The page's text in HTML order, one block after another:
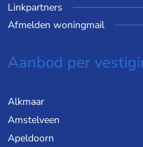
Linkpartners
Afmelden woningmail
Aanbod per
Alkmaar
Amstelveen
Apeldoorn